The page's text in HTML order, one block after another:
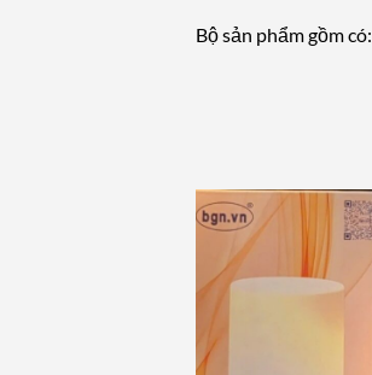
Bộ sản phẩm gồm có: